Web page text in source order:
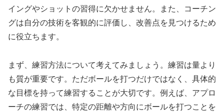
イングやショットの習得に欠かせません。また、コーチン
グは自分の技術を客観的に評価し、改善点を見つけるため
に役立ちます。
まず、練習方法について考えてみましょう。練習は量より
も質が重要です。ただボールを打つだけではなく、具体的
な目標を持って練習することが大切です。例えば、アプロ
ーチの練習では、特定の距離や方向にボールを打つことを